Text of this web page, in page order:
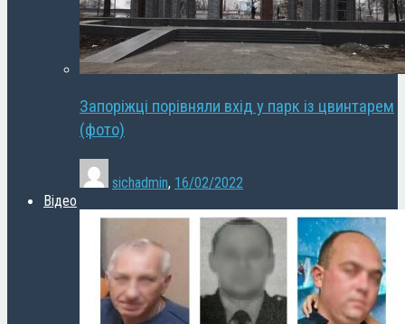
Запоріжці порівняли вхід у парк із цвинтарем
(фото)
sichadmin, 16/02/2022
Відео